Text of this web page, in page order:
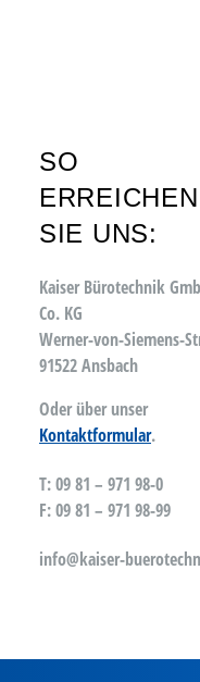
SO
ERREICHEN
SIE UNS:
Kaiser Bürotechnik
Co. KG
Werner-von-Siemens-
91522 Ansbach
Oder über unser
Kontaktformular.
T: 09 81 – 971 98-0
F: 09 81 – 971 98-99
info@kaiser-